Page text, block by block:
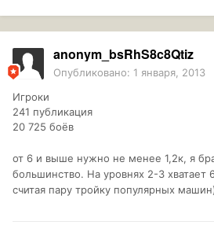
anonym_bsRhS8c8Qtiz
Опубликовано: 1 января, 2013
Игроки
241 публикация
20 725 боёв
от 6 и выше нужно не менее 1,2к, я
большинство. На уровнях 2-3 хватает
считая пару тройку популярных